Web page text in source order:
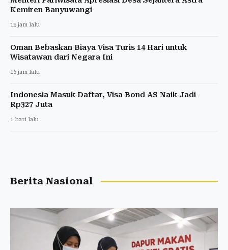
Kemiren Banyuwangi
15 jam lalu
Oman Bebaskan Biaya Visa Turis 14 Hari untuk
Wisatawan dari Negara Ini
16 jam lalu
Indonesia Masuk Daftar, Visa Bond AS Naik Jadi
Rp327 Juta
1 hari lalu
Berita Nasional